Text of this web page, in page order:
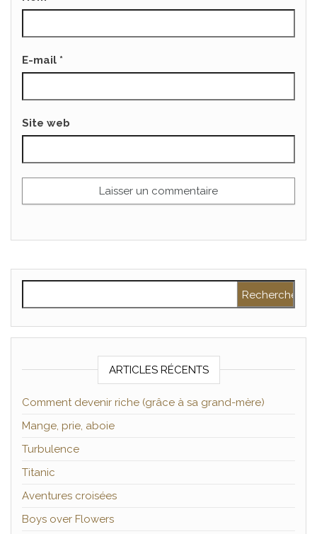
E-mail *
Site web
ARTICLES RÉCENTS
Comment devenir riche (grâce à sa grand-mère)
Mange, prie, aboie
Turbulence
Titanic
Aventures croisées
Boys over Flowers